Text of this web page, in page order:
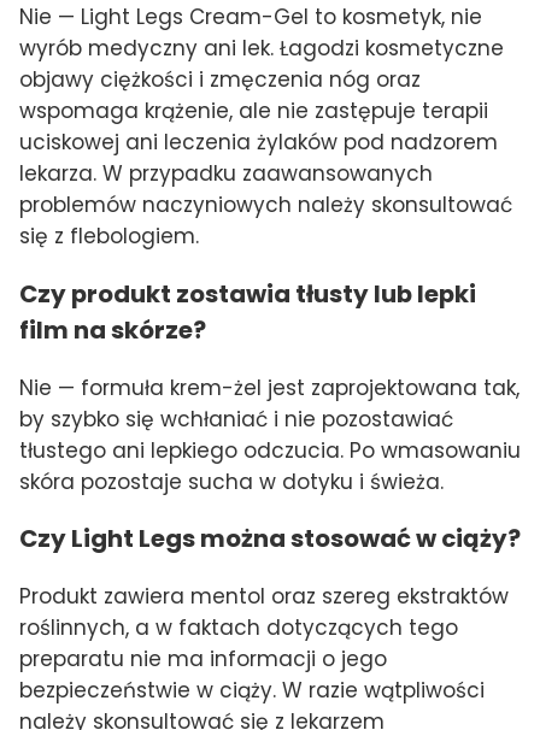
Nie — Light Legs Cream-Gel to kosmetyk, nie
wyrób medyczny ani lek. Łagodzi kosmetyczne
objawy ciężkości i zmęczenia nóg oraz
wspomaga krążenie, ale nie zastępuje terapii
uciskowej ani leczenia żylaków pod nadzorem
lekarza. W przypadku zaawansowanych
problemów naczyniowych należy skonsultować
się z flebologiem.
Czy produkt zostawia tłusty lub lepki
film na skórze?
Nie — formuła krem-żel jest zaprojektowana tak,
by szybko się wchłaniać i nie pozostawiać
tłustego ani lepkiego odczucia. Po wmasowaniu
skóra pozostaje sucha w dotyku i świeża.
Czy Light Legs można stosować w ciąży?
Produkt zawiera mentol oraz szereg ekstraktów
roślinnych, a w faktach dotyczących tego
preparatu nie ma informacji o jego
bezpieczeństwie w ciąży. W razie wątpliwości
należy skonsultować się z lekarzem